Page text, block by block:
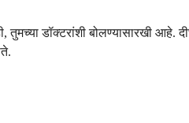
डॉक्टरांशी बोलण्यासारखी आहे.